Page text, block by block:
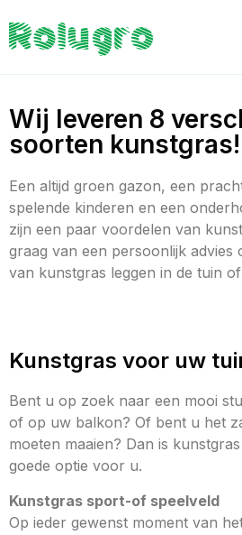
Wij leveren 8
soorten kunstgras!
Een altijd groen gazon, een
spelende kinderen en een
zijn een paar voordelen van
graag van een persoonlijk advies
van kunstgras leggen in de tuin
Kunstgras voor uw
Bent u op zoek naar een mooi
of op uw balkon? Of bent u het
moeten maaien? Dan is
goede optie voor u.
Kunstgras sport-of speelveld
Op ieder gewenst moment van